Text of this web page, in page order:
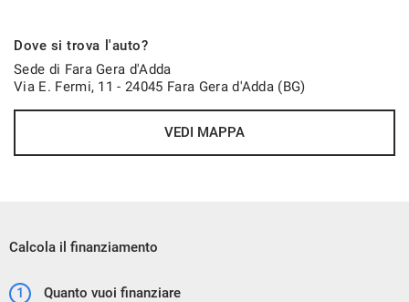
Dove si trova l'auto?
Sede di Fara Gera d'Adda
Via E. Fermi, 11 - 24045 Fara Gera d'Adda (BG)
VEDI MAPPA
Calcola il finanziamento
1 Quanto vuoi finanziare